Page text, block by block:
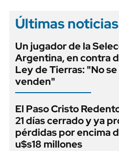
Últimas noticias
Un jugador de la
Argentina, en contra
Ley de Tierras: "No se
venden"
El Paso Cristo
21 días cerrado y ya
pérdidas por encima
u$s18 millones